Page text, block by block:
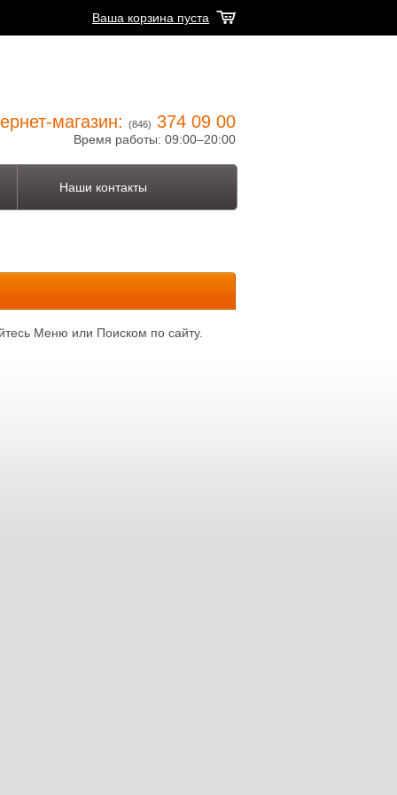
Ваша корзина пуста
магазин: (846) 374 09 00
Время работы: 09:00–20:00
Наши контакты
Меню или Поиском по сайту.